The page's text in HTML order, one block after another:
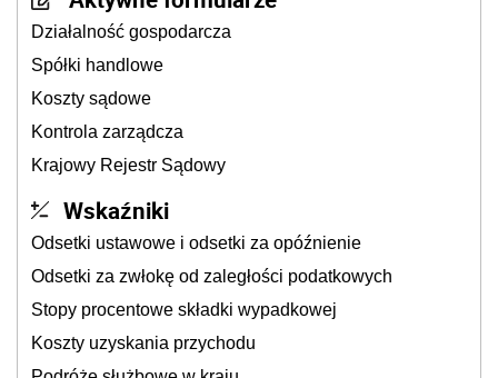
Działalność gospodarcza
Spółki handlowe
Koszty sądowe
Kontrola zarządcza
Krajowy Rejestr Sądowy
Wskaźniki
Odsetki ustawowe i odsetki za opóźnienie
Odsetki za zwłokę od zaległości podatkowych
Stopy procentowe składki wypadkowej
Koszty uzyskania przychodu